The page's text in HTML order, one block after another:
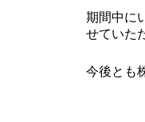
期間中に
せていた
今後とも